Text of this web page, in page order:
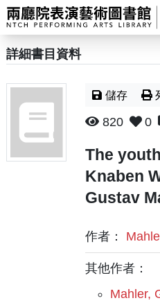
詳細書目資料
儲存
820 0
The
Knaben
Gustav
作者：
其他作者：
Mahler,